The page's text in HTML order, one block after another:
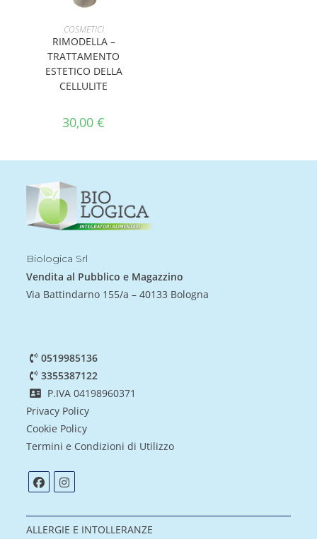
AGGIUNGI AL CARRELLO
COSMETICI
RIMODELLA –
TRATTAMENTO
ESTETICO DELLA
CELLULITE
30,00€
Biologica Srl
Vendita al Pubblico e Magazzino
Via Battindarno 155/a – 40133 Bologna
0519985136
3355387122
P.IVA 04198960371
Privacy Policy
Cookie Policy
Termini e Condizioni di Utilizzo
ALLERGIE E INTOLLERANZE